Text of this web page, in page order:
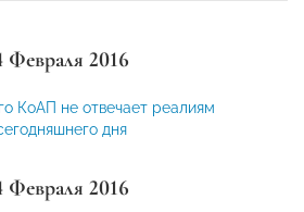
Февраля 2016
КоАП не отвечает реалиям
дня
Февраля 2016